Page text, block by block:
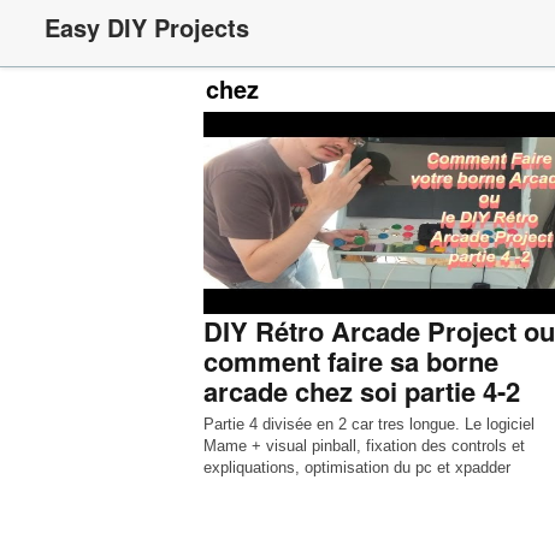
Easy DIY Projects
chez
DIY Rétro Arcade Project ou
comment faire sa borne
arcade chez soi partie 4-2
Partie 4 divisée en 2 car tres longue. Le logiciel
Mame + visual pinball, fixation des controls et
expliquations, optimisation du pc et xpadder